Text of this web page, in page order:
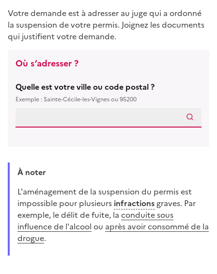
Votre demande est à adresser au juge qui a ordonné
la suspension de votre permis. Joignez les documents
qui justifient votre demande.
Où s’adresser ?
Quelle est votre ville ou code postal ?
Exemple : Sainte-Cécile-les-Vignes ou 95200
À noter
L'aménagement de la suspension du permis est
impossible pour plusieurs infractions graves. Par
exemple, le délit de fuite, la conduite sous
influence de l'alcool ou après avoir consommé de la
drogue.